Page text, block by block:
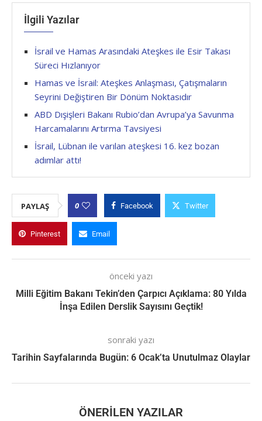
İlgili Yazılar
İsrail ve Hamas Arasındaki Ateşkes ile Esir Takası
Süreci Hızlanıyor
Hamas ve İsrail: Ateşkes Anlaşması, Çatışmaların
Seyrini Değiştiren Bir Dönüm Noktasıdır
ABD Dışişleri Bakanı Rubio’dan Avrupa’ya Savunma
Harcamalarını Artırma Tavsiyesi
İsrail, Lübnan ile varılan ateşkesi 16. kez bozan
adımlar attı!
PAYLAŞ 0 Facebook Twitter
Pinterest Email
önceki yazı
Milli Eğitim Bakanı Tekin’den Çarpıcı Açıklama: 80 Yılda
İnşa Edilen Derslik Sayısını Geçtik!
sonraki yazı
Tarihin Sayfalarında Bugün: 6 Ocak’ta Unutulmaz Olaylar
ÖNERILEN YAZILAR